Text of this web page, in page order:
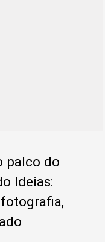
palco do
Ideias: